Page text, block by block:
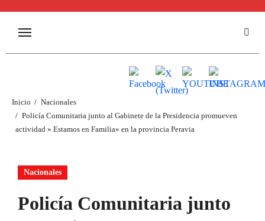
Inicio
Nacionales
Policía Comunitaria junto al Gabinete de la Presidencia promueven
actividad » Estamos en Familia» en la provincia Peravia
Nacionales
Policía Comunitaria junto